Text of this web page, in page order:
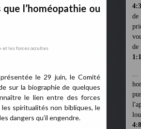
l’homéopathie ou
le 29 juin, le Comité
sur la biographie de quelques
le lien entre des forces
spiritualités non bibliques, le
dangers qu’il engendre.
4:3
de
de
...
4:8